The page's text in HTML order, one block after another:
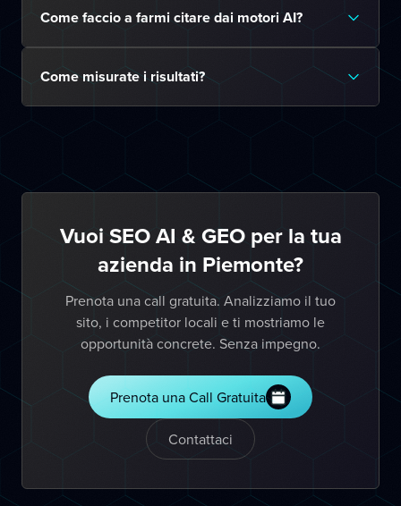
Come faccio a farmi citare dai motori AI?
Come misurate i risultati?
Vuoi SEO AI & GEO per la tua
azienda in Piemonte?
Prenota una call gratuita. Analizziamo il tuo
sito, i competitor locali e ti mostriamo le
opportunità concrete. Senza impegno.
Prenota una Call Gratuita
Contattaci